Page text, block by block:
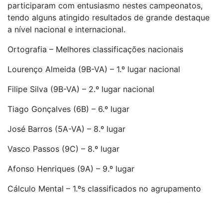
participaram com entusiasmo nestes campeonatos,
tendo alguns atingido resultados de grande destaque
a nível nacional e internacional.
Ortografia – Melhores classificações nacionais
Lourenço Almeida (9B-VA) – 1.º lugar nacional
Filipe Silva (9B-VA) – 2.º lugar nacional
Tiago Gonçalves (6B) – 6.º lugar
José Barros (5A-VA) – 8.º lugar
Vasco Passos (9C) – 8.º lugar
Afonso Henriques (9A) – 9.º lugar
Cálculo Mental – 1.ºs classificados no agrupamento